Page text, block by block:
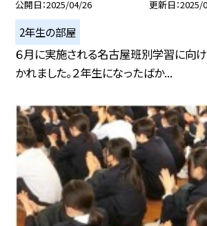
公開日 2025/04/26 更新日 2025/
2年生の部屋
６月に実施される名古屋班別学習に向
かれました。２年生になったばか...